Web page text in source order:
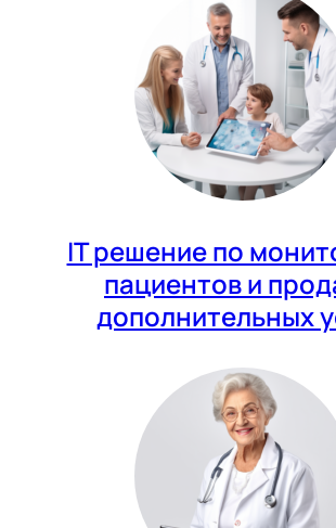
IT решение по
пациентов и
дополнительных